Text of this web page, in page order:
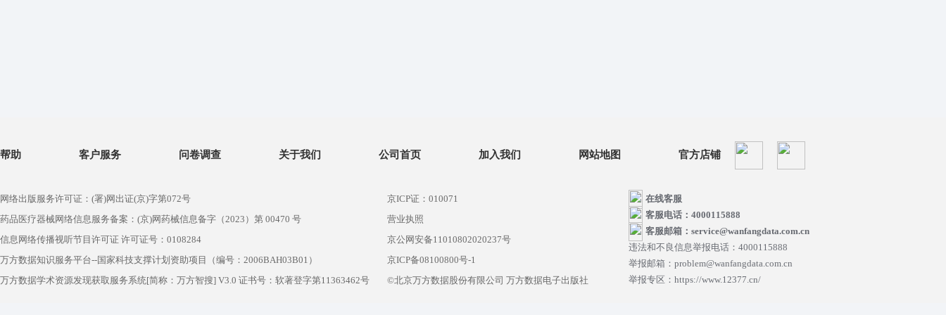
帮助 客户服务 问卷调查 关于我们 公司首页 加入我们 网站地图 官方店铺
网络出版服务许可证：(署)网出证(京)字第072号
药品医疗器械网络信息服务备案：(京)网药械信息备字（2023）第 00470 号
信息网络传播视听节目许可证 许可证号：0108284
万方数据知识服务平台--国家科技支撑计划资助项目（编号：2006BAH03B01）
万方数据学术资源发现获取服务系统[简称：万方智搜] V3.0 证书号：软著登字第11363462号
京ICP证：010071
营业执照
京公网安备11010802020237号
京ICP备08100800号-1
©北京万方数据股份有限公司 万方数据电子出版社
在线客服
客服电话：4000115888
客服邮箱：service@wanfangdata.com.cn
违法和不良信息举报电话：4000115888
举报邮箱：problem@wanfangdata.com.cn
举报专区：https://www.12377.cn/